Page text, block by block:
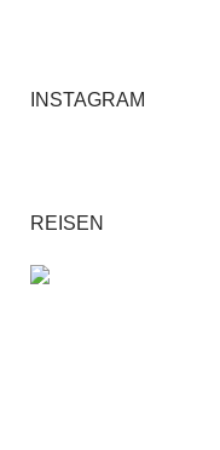
INSTAGRAM
REISEN